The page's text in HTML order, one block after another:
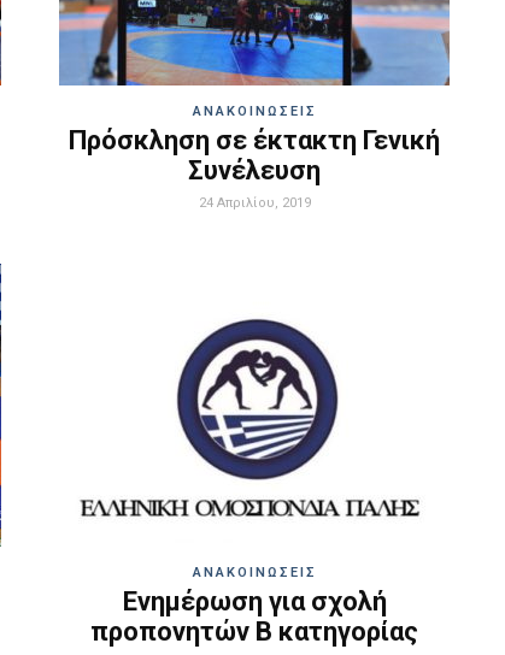
ΑΝΑΚΟΙΝΩΣΕΙΣ
Πρόσκληση σε έκτακτη Γενική
Συνέλευση
24 Απριλίου, 2019
ΑΝΑΚΟΙΝΩΣΕΙΣ
Ενημέρωση για σχολή
προπονητών Β κατηγορίας